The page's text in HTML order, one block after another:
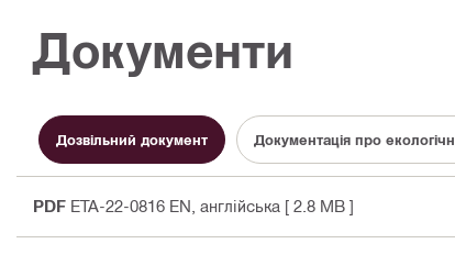
Документи
Дозвільний документ Документація про
PDF ETA-22-0816 EN , англійська [ 2.8 MB ]